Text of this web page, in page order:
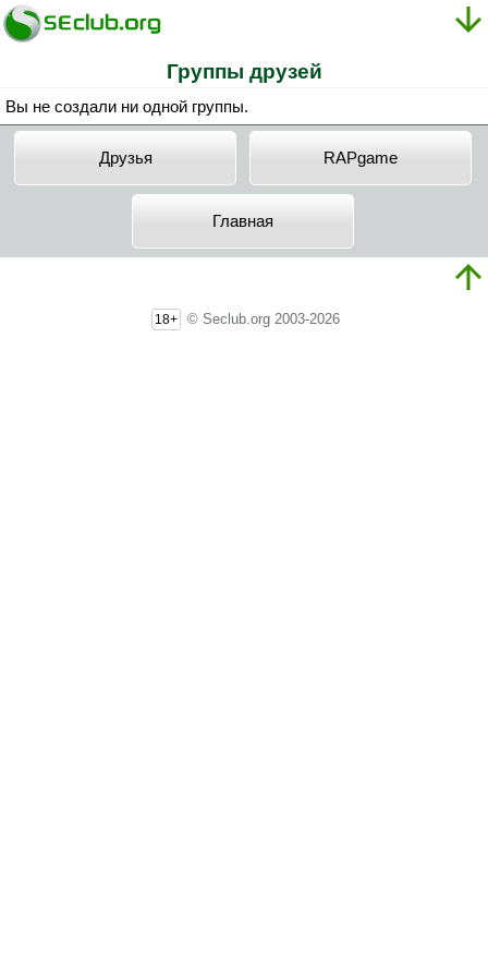
Группы друзей
Вы не создали ни одной группы.
Друзья RAPgame
Главная
18+ © Seclub.org 2003-2026